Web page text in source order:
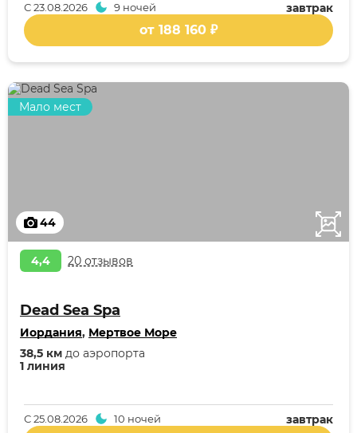
завтрак
С23.08.2026 9 ночей
от 188 160 ₽
44
Мало мест
4,4 20 отзывов
Dead Sea Spa
Иордания, Мертвое Море
1 линия
38,5 км до аэропорта
завтрак
С25.08.2026 10 ночей